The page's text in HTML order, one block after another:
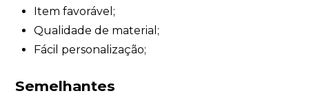
Item favorável;
Qualidade de material;
Fácil personalização;
Semelhantes